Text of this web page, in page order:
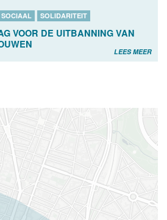
SOCIAAL SOLIDARITEIT
VOOR DE UITBANNING VAN
LEES MEER